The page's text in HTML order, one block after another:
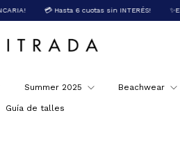
sin INTERÉS! ✨ENVIO GRATIS + $150.000!
Summer 2025 Beachwear
Guía de talles